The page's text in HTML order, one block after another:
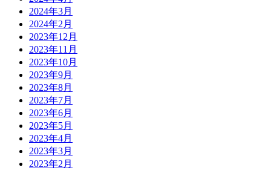
2024年3月
2024年2月
2023年12月
2023年11月
2023年10月
2023年9月
2023年8月
2023年7月
2023年6月
2023年5月
2023年4月
2023年3月
2023年2月